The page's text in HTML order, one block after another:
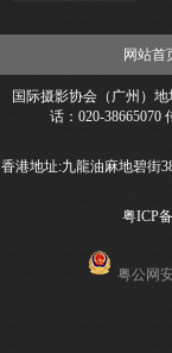
网站首
国际摄影协会（广州）
话：020-38665070
香港地址:九龍油麻地碧街
粤ICP
粤公网